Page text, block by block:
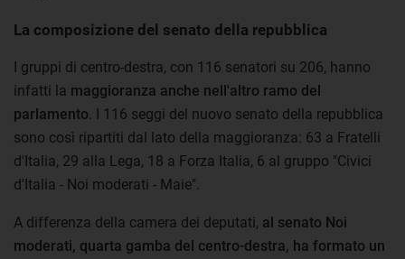
La composizione del senato della repubblica
I gruppi di centro-destra, con 116 senatori su 206, hanno
infatti la maggioranza anche nell'altro ramo del
parlamento. I 116 seggi del nuovo senato della repubblica
sono così ripartiti dal lato della maggioranza: 63 a Fratelli
d'Italia, 29 alla Lega, 18 a Forza Italia, 6 al gruppo "Civici
d'Italia - Noi moderati - Maie".
A differenza della camera dei deputati, al senato Noi
moderati, quarta gamba del centro-destra, ha formato un